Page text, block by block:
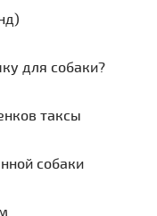
для собаки?
таксы
собаки